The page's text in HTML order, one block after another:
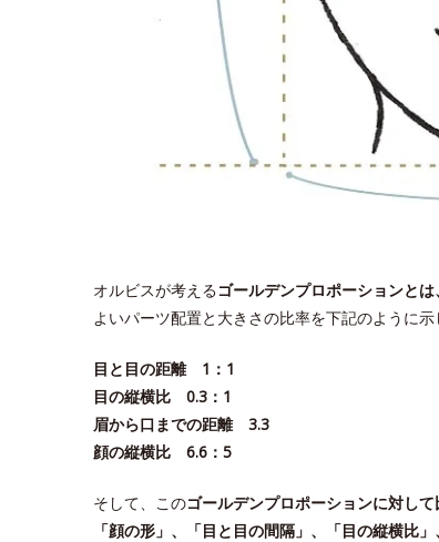
オルビスが考えるゴールデンプロポーションと
よいパーツ配置と大きさの比率を下記のように示
目と目の距離 1：1
目の縦横比 0.3：1
眉から口までの距離 3.3
顔の縦横比 6.6：5
そして、このゴールデンプロポーションに対し
「顔の形」、「目と目の間隔」、「目の縦横比